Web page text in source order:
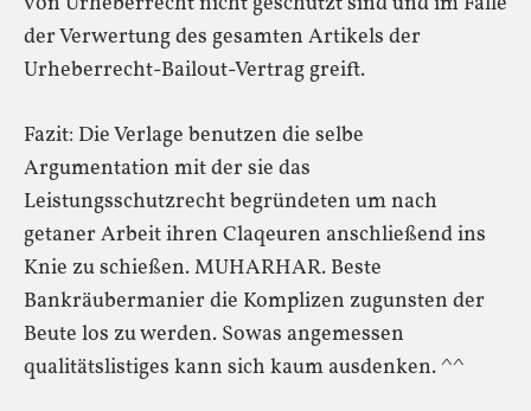
der Verwertung des gesamten Artikels der
Urheberrecht-Bailout-Vertrag greift.
Fazit: Die Verlage benutzen die selbe
Argumentation mit der sie das
Leistungsschutzrecht begründeten um nach
getaner Arbeit ihren Claqeuren anschließend ins
Knie zu schießen. MUHARHAR. Beste
Bankräubermanier die Komplizen zugunsten der
Beute los zu werden. Sowas angemessen
qualitätslistiges kann sich kaum ausdenken. ^^